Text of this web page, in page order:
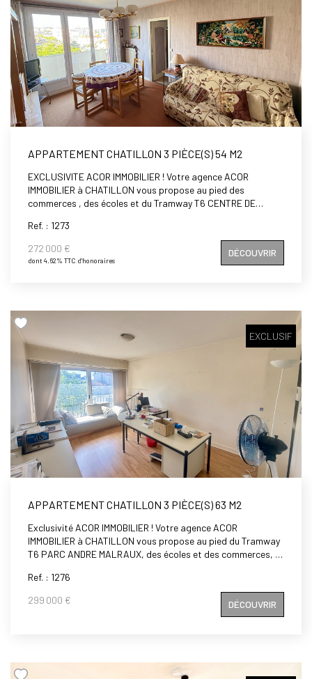
APPARTEMENT CHATILLON 3 PIÈCE(S) 54 M2
EXCLUSIVITE ACOR IMMOBILIER ! Votre agence ACOR
IMMOBILIER à CHATILLON vous propose au pied des
commerces , des écoles et du Tramway T6 CENTRE DE
CHATILLON- MONTROUGE et de la Futur L15, dans une
résidence bien entretenue avec espace vert et gardien, un
appartement 3 pièces de 54m2 comprenant : entrée, séjour
exposé plein Sud donnant sur un Balcon, une cuisine
également d'une cave et d'un parking privatif.
Ref. : 1273
272 000 €
dont 4.62% TTC d'honoraires
DÉCOUVRIR
EXCLUSIF
APPARTEMENT CHATILLON 3 PIÈCE(S) 63 M2
Exclusivité ACOR IMMOBILIER ! Votre agence ACOR
IMMOBILIER à CHATILLON vous propose au pied du Tramway
T6 PARC ANDRE MALRAUX, des écoles et des commerces, à
entretenue , un appartement 3 Pièces de 63 m2 comprenant
: une entrée, un séjour lumineux exposé Sud Ouest, une
cuisine donnant accès sur un cellier, deux chambres dont une
de 14 M2, une salle de bains, un wc séparé. Cet appartement
Ref. : 1276
299 000 €
DÉCOUVRIR